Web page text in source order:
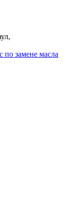
по замене масла